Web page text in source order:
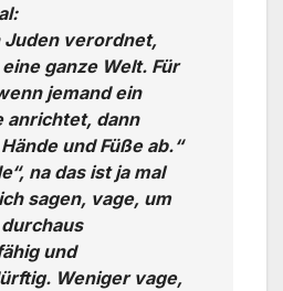
Juden verordnet,
ganze Welt. Für
jemand ein
anrichtet, dann
und Füße ab.“
na das ist ja mal
sagen, vage, um
und
Weniger vage,